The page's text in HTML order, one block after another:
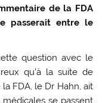
de la FDA
passerait entre le
question avec le
qu’à la suite de
FDA, le Dr Hahn, ait
se passent